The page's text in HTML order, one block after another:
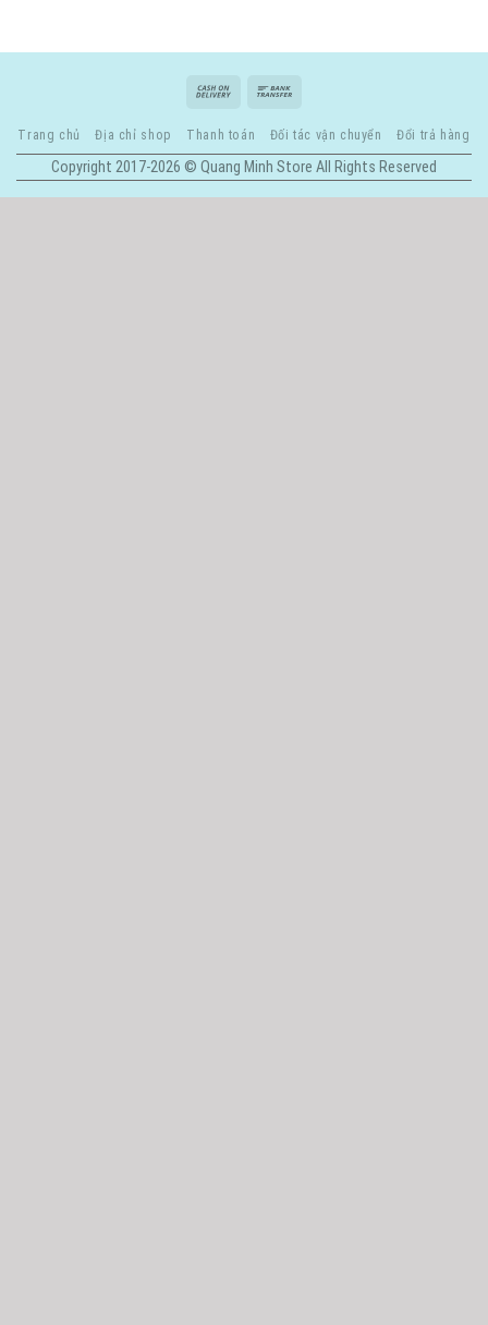
Trang chủ Địa chỉ shop Thanh toán Đối tác vận chuyển Đổi trả hàng
Copyright 2017-2026 © Quang Minh Store All Rights Reserved